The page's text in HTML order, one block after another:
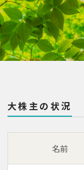
大株主の状況
名前